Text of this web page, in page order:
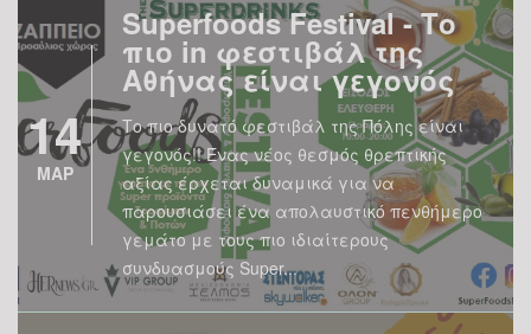
14
ΜΑΡ
Superfoods Festival - Το
πιο in φεστιβάλ της
Αθήνας είναι γεγονός
Το πιο δυνατό φεστιβάλ της Πόλης είναι
γεγονός!! Ένας νέος θεσμός θρεπτικής
αξίας έρχεται δυναμικά για να
παρουσιάσει ένα απολαυστικό πενθήμερο
γεμάτο με τους πιο ιδιαίτερους
συνδυασμούς Super...